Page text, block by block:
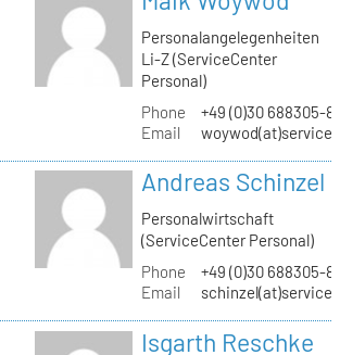
Personalangelegenheiten
Li-Z (ServiceCenter
Personal)
Phone
+49 (0)30 688305-
Email
Andreas Schinzel
Personalwirtschaft
(ServiceCenter Personal)
Phone
+49 (0)30 688305-
Email
Isgarth Reschke